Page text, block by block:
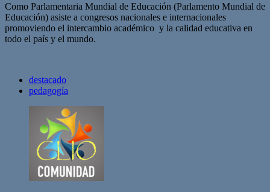
Como Parlamentaria Mundial de Educación (Parlamento Mundial de
Educación) asiste a congresos nacionales e internacionales
promoviendo el intercambio académico y la calidad educativa en
todo el país y el mundo.
destacado
pedagogía